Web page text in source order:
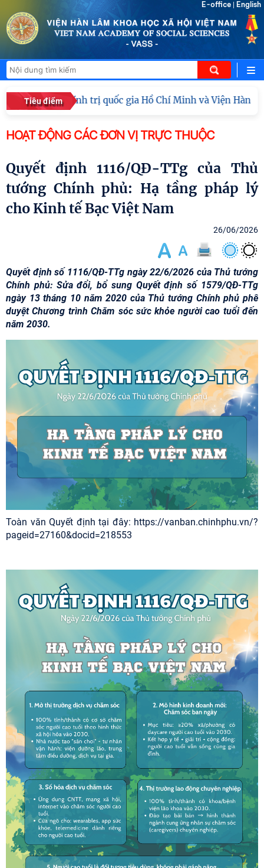
E-office English
Tiêu điểm
Học viện Chính trị quốc gia Hồ Chí Minh và Viện Hàn
HOẠT ĐỘNG CÁC ĐƠN VỊ TRỰC THUỘC
Quyết định 1116/QĐ-TTg của Thủ
tướng Chính phủ: Hạ tầng pháp lý
cho Kinh tế Bạc Việt Nam
26/06/2026
Quyết định số 1116/QĐ-TTg ngày 22/6/2026 của Thủ tướng
Chính phủ: Sửa đổi, bổ sung Quyết định số 1579/QĐ-TTg
ngày 13 tháng 10 năm 2020 của Thủ tướng Chính phủ phê
duyệt Chương trình Chăm sóc sức khỏe người cao tuổi đến
năm 2030.
Toàn văn Quyết định tại đây: https://vanban.chinhphu.vn/?
pageid=27160&docid=218553